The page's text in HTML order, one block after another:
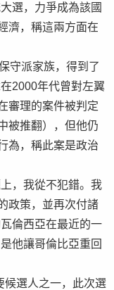
選，力爭成為該國
濟，稱這兩方面在
守派家族，得到了
2000年代曾對左翼
審理的案件被判定
被推翻），但他仍
為，稱此案是政治
，我從不犯錯。我
政策，並再次付諸
倫西亞在最近的一
他讓哥倫比亞重回
候選人之一，此次選